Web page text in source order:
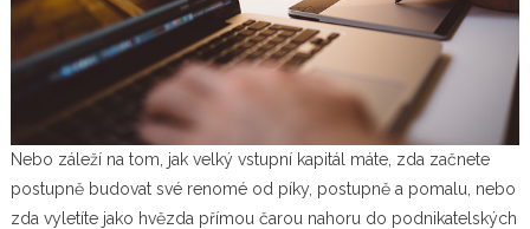
Nebo záleží na tom, jak velký vstupní kapitál máte, zda začnete
postupně budovat své renomé od píky, postupně a pomalu, nebo
zda vyletíte jako hvězda přímou čarou nahoru do podnikatelských